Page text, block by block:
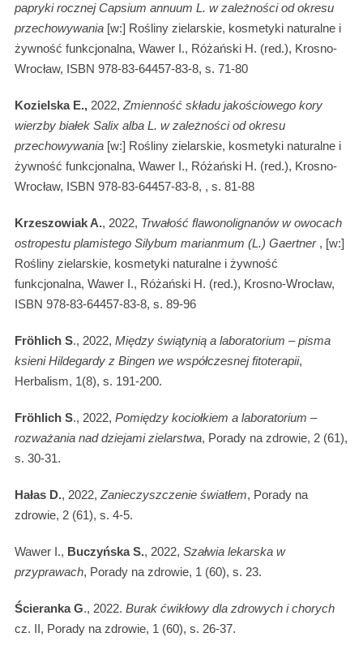
papryki rocznej Capsium annuum L. w zależności od okresu
przechowywania[w:] Rośliny zielarskie, kosmetyki naturalne i
żywność funkcjonalna, Wawer I., Różański H. (red.), Krosno-
Wrocław, ISBN 978-83-64457-83-8, s. 71-80
Kozielska E.,2022, Zmienność składu jakościowego kory
wierzby białek Salix alba L. w zależności od okresu
przechowywania[w:] Rośliny zielarskie, kosmetyki naturalne i
żywność funkcjonalna, Wawer I., Różański H. (red.), Krosno-
Wrocław, ISBN 978-83-64457-83-8, , s. 81-88
Krzeszowiak A., 2022, Trwałość flawonolignanów w owocach
ostropestu plamistego Silybum marianmum (L.) Gaertner, [w:]
Rośliny zielarskie, kosmetyki naturalne i żywność
funkcjonalna, Wawer I., Różański H. (red.), Krosno-Wrocław,
ISBN 978-83-64457-83-8, s. 89-96
Fröhlich S., 2022, Między świątynią a laboratorium – pisma
ksieni Hildegardy z Bingen we współczesnej fitoterapii,
Herbalism, 1(8), s. 191-200.
Fröhlich S., 2022, Pomiędzy kociołkiem a laboratorium –
rozważania nad dziejami zielarstwa, Porady na zdrowie, 2 (61),
s. 30-31.
Hałas D., 2022, Zanieczyszczenie światłem, Porady na
zdrowie, 2 (61), s. 4-5.
Wawer I., Buczyńska S., 2022, Szałwia lekarska w
przyprawach, Porady na zdrowie, 1 (60), s. 23.
Ścieranka G., 2022. Burak ćwikłowy dla zdrowych i chorych
cz. II, Porady na zdrowie, 1 (60), s. 26-37.